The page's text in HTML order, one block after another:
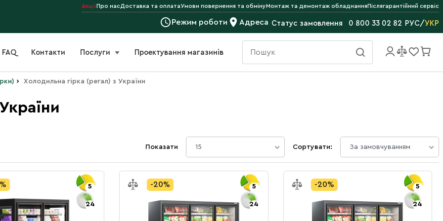
АкціїПро насДоставка та оплатаУмови повернення та обмінуМонтаж та демонтаж обладнанняПіслягарантійний сервіс
Режим роботи Адреса Статус замовлення 0 800 33 02 82 РУС/УКР
FAQ Контакти Послуги Проектування магазинів
› Холодильна гірка (регал) з України
Показати 15 Сортувати: За замовчуванням
5
24
5
24
-20% 5
24
-20%